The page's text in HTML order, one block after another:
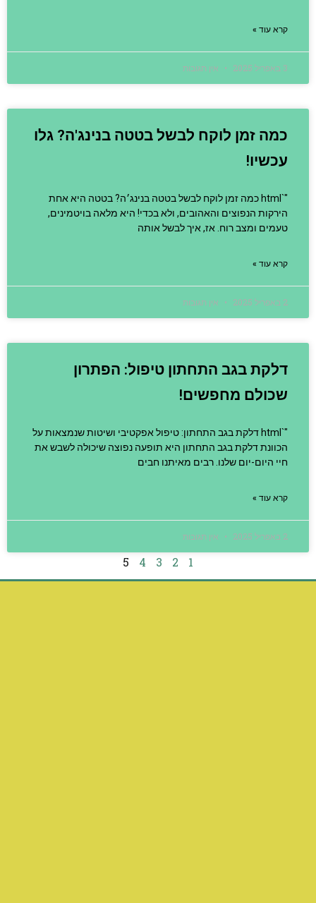
קרא עוד »
3 באפריל 2025 אין תגובות
כמה זמן לוקח לבשל בטטה בנינג'ה? גלו
עכשיו!
"`html כמה זמן לוקח לבשל בטטה בנינג׳ה? בטטה היא אחת
הירקות הנפוצים והאהובים, ולא בכדי! היא מלאה בויטמינים,
טעמים ומצב רוח. אז, איך לבשל אותה
קרא עוד »
2 באפריל 2025 אין תגובות
דלקת בגב התחתון טיפול: הפתרון
שכולם מחפשים!
"`html דלקת בגב התחתון: טיפול אפקטיבי ושיטות שנמצאות על
הכוונת דלקת בגב התחתון היא תופעה נפוצה שיכולה לשבש את
חיי היום-יום שלנו. רבים מאיתנו חבים
קרא עוד »
2 באפריל 2025 אין תגובות
1
2
3
4
5